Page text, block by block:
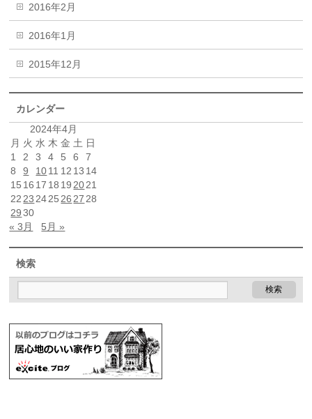
2016年2月
2016年1月
2015年12月
カレンダー
2024年4月
月 火 水 木 金 土 日
1
2 3 4 5 6
7
8
9 1011 12 13 14
15 16 17 18 19 2021
22 23 2425 26 27 28
29 30
« 3月
5月 »
検索